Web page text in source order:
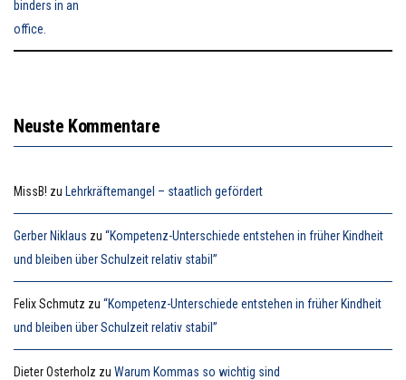
Neuste Kommentare
MissB! zu Lehrkräftemangel – staatlich gefördert
Gerber Niklaus zu “Kompetenz-Unterschiede entstehen in früher Kindheit
und bleiben über Schulzeit relativ stabil”
Felix Schmutz zu “Kompetenz-Unterschiede entstehen in früher Kindheit
und bleiben über Schulzeit relativ stabil”
Dieter Osterholz zu Warum Kommas so wichtig sind